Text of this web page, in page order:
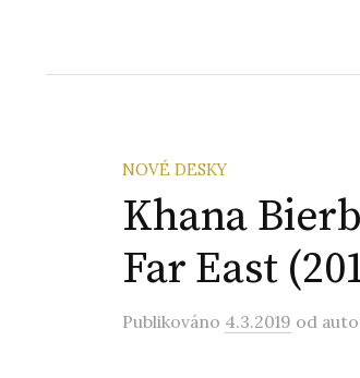
NOVÉ DESKY
Khana
Far East
Publikováno 4.3.2019 od